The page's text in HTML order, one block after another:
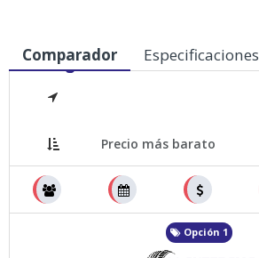
Medidas
Comparador Especificaciones
Opción 1